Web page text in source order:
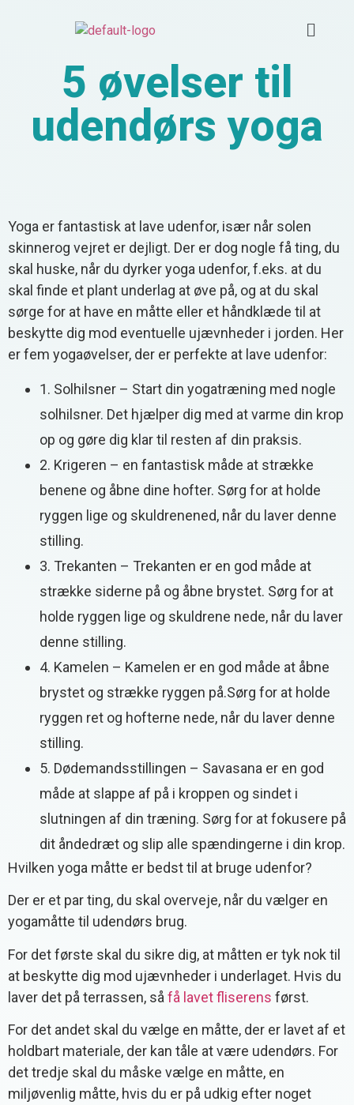
5 øvelser til
udendørs yoga
Yoga er fantastisk at lave udenfor, især når solen
skinnerog vejret er dejligt. Der er dog nogle få ting, du
skal huske, når du dyrker yoga udenfor, f.eks. at du
skal finde et plant underlag at øve på, og at du skal
sørge for at have en måtte eller et håndklæde til at
beskytte dig mod eventuelle ujævnheder i jorden. Her
er fem yogaøvelser, der er perfekte at lave udenfor:
1. Solhilsner – Start din yogatræning med nogle
solhilsner. Det hjælper dig med at varme din krop
op og gøre dig klar til resten af din praksis.
2. Krigeren – en fantastisk måde at strække
benene og åbne dine hofter. Sørg for at holde
ryggen lige og skuldrenened, når du laver denne
stilling.
3. Trekanten – Trekanten er en god måde at
strække siderne på og åbne brystet. Sørg for at
holde ryggen lige og skuldrene nede, når du laver
denne stilling.
4. Kamelen – Kamelen er en god måde at åbne
brystet og strække ryggen på.Sørg for at holde
ryggen ret og hofterne nede, når du laver denne
stilling.
5. Dødemandsstillingen – Savasana er en god
måde at slappe af på i kroppen og sindet i
slutningen af din træning. Sørg for at fokusere på
dit åndedræt og slip alle spændingerne i din krop.
Hvilken yoga måtte er bedst til at bruge udenfor?
Der er et par ting, du skal overveje, når du vælger en
yogamåtte til udendørs brug.
For det første skal du sikre dig, at måtten er tyk nok til
at beskytte dig mod ujævnheder i underlaget. Hvis du
laver det på terrassen, så få lavet fliserens først.
For det andet skal du vælge en måtte, der er lavet af et
holdbart materiale, der kan tåle at være udendørs. For
det tredje skal du måske vælge en måtte, en
miljøvenlig måtte, hvis du er på udkig efter noget